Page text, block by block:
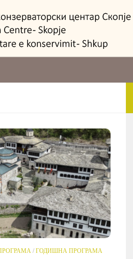
/ГОДИШНА ПРОГРАМА